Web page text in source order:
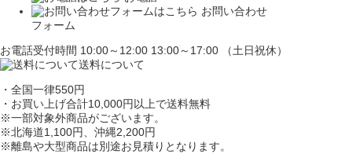
お問い合わせ
フォーム
お電話受付時間 10:00～12:00 13:00～17:00 （土日祝休）
送料について
・全国一律550円
・お買い上げ合計10,000円 以上で送料無料
※一部対象外商品がございます。
※北海道1,100円、沖縄2,200円
※離島や大型商品は別途お見積りとなります。